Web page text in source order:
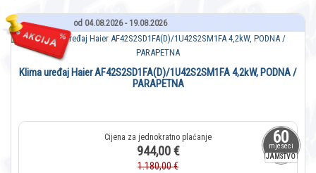
od 04.08.2026 - 19.08.2026
60
mjeseci
JAMSTVO
Klima uređaj Haier AF42S2SD1FA(D)/1U42S2SM1FA 4,2kW, PODNA /
PARAPETNA
944,00 €
1.180,00 €